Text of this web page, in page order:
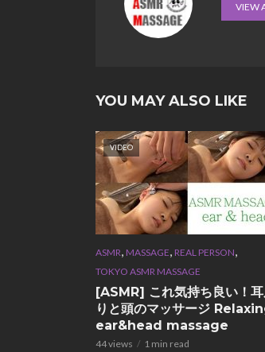
VIEW
YOU MAY ALSO LIKE
VIDEO
ASMR, MASSAGE, REAL PERSON,
TOKYO ASMR MASSAGE
[ASMR] これ気持ち良い！耳
りと頭のマッサージ
ear&head massage
44 views 1 min read